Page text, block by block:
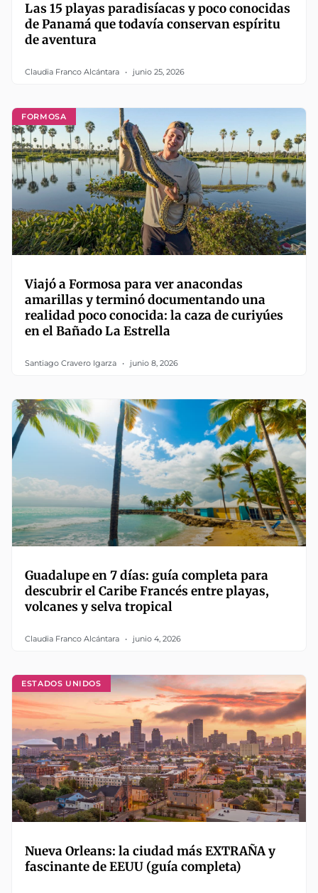
Las 15 playas paradisíacas y poco conocidas
de Panamá que todavía conservan espíritu
de aventura
Claudia Franco Alcántara junio 25, 2026
FORMOSA
Viajó a Formosa para ver anacondas
amarillas y terminó documentando una
realidad poco conocida: la caza de curiyúes
en el Bañado La Estrella
Santiago Cravero Igarza junio 8, 2026
Guadalupe en 7 días: guía completa para
descubrir el Caribe Francés entre playas,
volcanes y selva tropical
Claudia Franco Alcántara junio 4, 2026
ESTADOS UNIDOS
Nueva Orleans: la ciudad más EXTRAÑA y
fascinante de EEUU (guía completa)